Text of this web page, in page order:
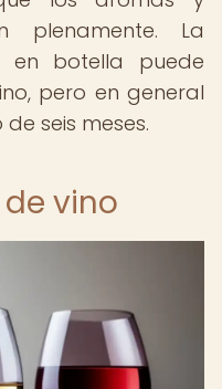
plenamente. La
botella puede
pero en general
seis meses.
vino